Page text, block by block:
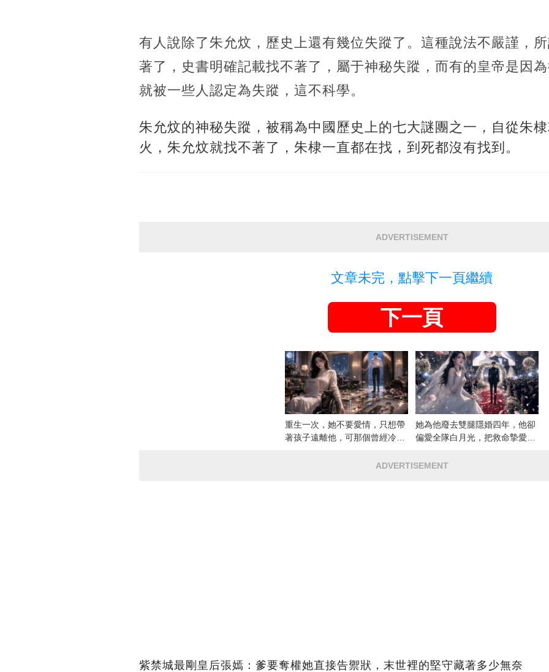
有人說除了朱允炆，歷史上還有幾位失蹤了。這種說法不嚴謹，
著了，史書明確記載找不著了，屬于神秘失蹤，而有的皇帝是因為
就被一些人認定為失蹤，這不科學。
朱允炆的神秘失蹤，被稱為中國歷史上的七大謎團之一，自從朱
火，朱允炆就找不著了，朱棣一直都在找，到死都沒有找到。
ADVERTISEMENT
文章未完，點擊下一頁繼續
下一頁
重生一次，她不要愛情，只想帶
著孩子遠離他，可那個曾經冷漠
她為他廢去雙腿隱婚四年，他卻
偏愛全隊白月光，把救命摯愛當
ADVERTISEMENT
紫禁城最剛皇后張嫣：爹要奪權她直接告禦狀，末世裡的堅守藏著多少無奈